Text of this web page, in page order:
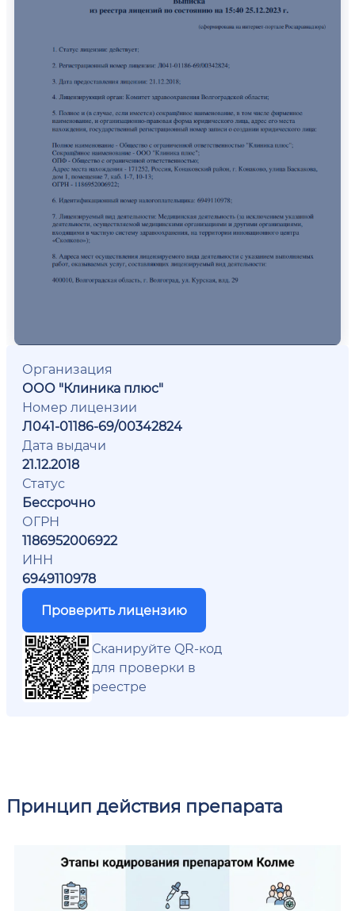
Организация
ООО "Клиника плюс"
Номер лицензии
Л041-01186-69/00342824
Дата выдачи
21.12.2018
Статус
Бессрочно
ОГРН
1186952006922
ИНН
6949110978
Проверить лицензию
Сканируйте QR-код
для проверки в
реестре
Принцип действия препарата